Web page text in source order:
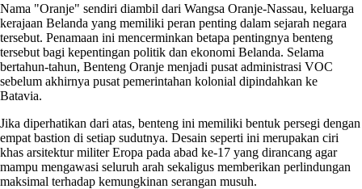
Nama "Oranje" sendiri diambil dari Wangsa Oranje-Nassau, keluarga
kerajaan Belanda yang memiliki peran penting dalam sejarah negara
tersebut. Penamaan ini mencerminkan betapa pentingnya benteng
tersebut bagi kepentingan politik dan ekonomi Belanda. Selama
bertahun-tahun, Benteng Oranje menjadi pusat administrasi VOC
sebelum akhirnya pusat pemerintahan kolonial dipindahkan ke
Batavia.
Jika diperhatikan dari atas, benteng ini memiliki bentuk persegi dengan
empat bastion di setiap sudutnya. Desain seperti ini merupakan ciri
khas arsitektur militer Eropa pada abad ke-17 yang dirancang agar
mampu mengawasi seluruh arah sekaligus memberikan perlindungan
maksimal terhadap kemungkinan serangan musuh.